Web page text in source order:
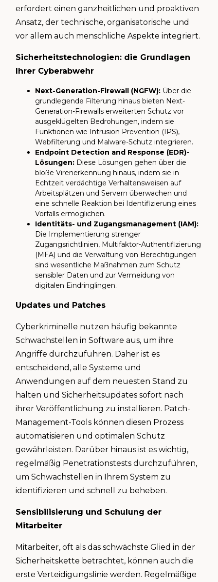
erfordert einen ganzheitlichen und proaktiven
Ansatz, der technische, organisatorische und
vor allem auch menschliche Aspekte integriert.
Sicherheitstechnologien: die Grundlagen
Ihrer Cyberabwehr
Next-Generation-Firewall (NGFW): Über die
grundlegende Filterung hinaus bieten Next-
Generation-Firewalls erweiterten Schutz vor
ausgeklügelten Bedrohungen, indem sie
Funktionen wie Intrusion Prevention (IPS),
Webfilterung und Malware-Schutz integrieren.
Endpoint Detection and Response (EDR)-
Lösungen: Diese Lösungen gehen über die
bloße Virenerkennung hinaus, indem sie in
Echtzeit verdächtige Verhaltensweisen auf
Arbeitsplätzen und Servern überwachen und
eine schnelle Reaktion bei Identifizierung eines
Vorfalls ermöglichen.
Identitäts- und Zugangsmanagement (IAM):
Die Implementierung strenger
Zugangsrichtlinien, Multifaktor-Authentifizierung
(MFA) und die Verwaltung von Berechtigungen
sind wesentliche Maßnahmen zum Schutz
sensibler Daten und zur Vermeidung von
digitalen Eindringlingen.
Updates und Patches
Cyberkriminelle nutzen häufig bekannte
Schwachstellen in Software aus, um ihre
Angriffe durchzuführen. Daher ist es
entscheidend, alle Systeme und
Anwendungen auf dem neuesten Stand zu
halten und Sicherheitsupdates sofort nach
ihrer Veröffentlichung zu installieren. Patch-
Management-Tools können diesen Prozess
automatisieren und optimalen Schutz
gewährleisten. Darüber hinaus ist es wichtig,
regelmäßig Penetrationstests durchzuführen,
um Schwachstellen in Ihrem System zu
identifizieren und schnell zu beheben.
Sensibilisierung und Schulung der
Mitarbeiter
Mitarbeiter, oft als das schwächste Glied in der
Sicherheitskette betrachtet, können auch die
erste Verteidigungslinie werden. Regelmäßige